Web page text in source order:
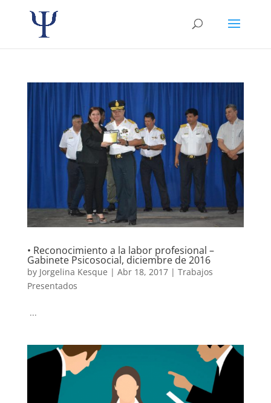
• Reconocimiento a la labor profesional –
Gabinete Psicosocial, diciembre de 2016
by Jorgelina Kesque | Abr 18, 2017| Trabajos
Presentados
...